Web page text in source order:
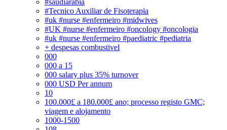
#Tecnico Auxiliar de Fisoterapia
#uk #nurse #enfermeiro #midwives
#UK #nurse #enfermeiro #oncology #oncologia
#uk #nurse #enfermeiro #paediatric #pediatria
+ despesas combustivel
000
000 a 15
000 salary plus 35% turnover
000 USD Per annum
10
100.000£ a 180.000£ ano; processo registo GMC;
viagem e alojamento
1000-1500